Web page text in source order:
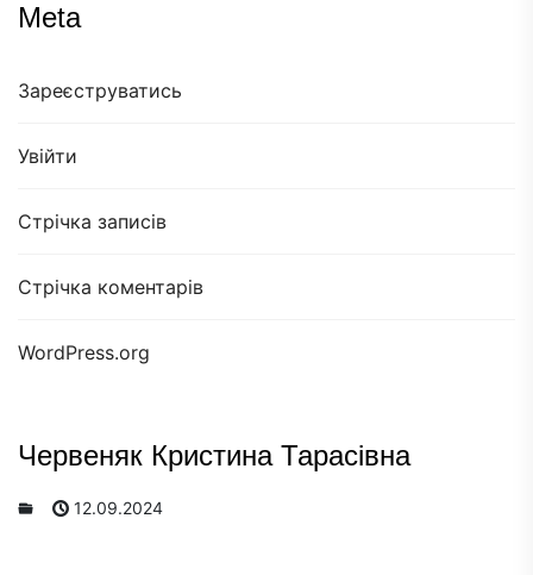
Meta
Зареєструватись
Увійти
Стрічка записів
Стрічка коментарів
WordPress.org
Червеняк Кристина Тарасівна
12.09.2024